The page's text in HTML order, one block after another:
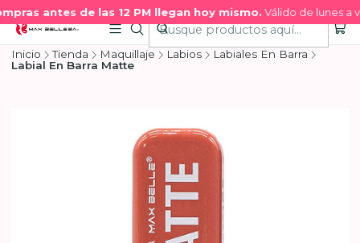
antes de las 12 PM llegan hoy mismo.Válido de lunes a
Inicio Tienda Maquillaje Labios
Labiales En Barra
Labial En Barra Matte